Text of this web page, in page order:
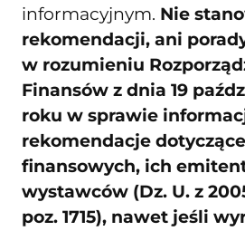
informacyjnym. Nie
rekomendacji, ani
w rozumieniu
Finansów z dnia 19
roku w sprawie
rekomendacje
finansowych, ich
wystawców (Dz. U. z
poz. 1715), nawet jeśli